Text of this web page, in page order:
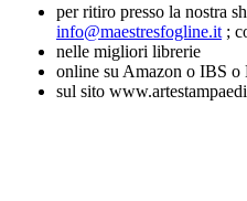
per ritiro presso la nostra
info@maestresfogline.it ;
nelle migliori librerie
online su Amazon o IBS o
sul sito